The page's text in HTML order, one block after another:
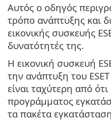
Αυτός ο οδηγός
τρόπο ανάπτυξης και
εικονικής συσκευής
δυνατότητές της.
Η εικονική συσκευή
την ανάπτυξη του
είναι ταχύτερη από
προγράμματος
τα πακέτα